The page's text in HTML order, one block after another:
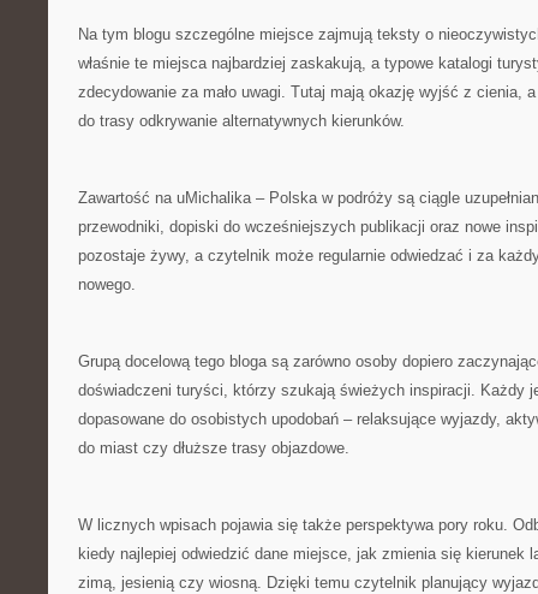
Na tym blogu szczególne miejsce zajmują teksty o
właśnie te miejsca najbardziej zaskakują, a typowe katalogi
zdecydowanie za mało uwagi. Tutaj mają okazję wyjść z cienia,
do trasy odkrywanie alternatywnych kierunków.
Zawartość na uMichalika – Polska w podróży są ciągle
przewodniki, dopiski do wcześniejszych publikacji oraz nowe
pozostaje żywy, a czytelnik może regularnie odwiedzać i za
nowego.
Grupą docelową tego bloga są zarówno osoby dopiero
doświadczeni turyści, którzy szukają świeżych inspiracji. Każdy
dopasowane do osobistych upodobań – relaksujące wyjazdy,
do miast czy dłuższe trasy objazdowe.
W licznych wpisach pojawia się także perspektywa pory roku.
kiedy najlepiej odwiedzić dane miejsce, jak zmienia się kierunek
zimą, jesienią czy wiosną. Dzięki temu czytelnik planujący